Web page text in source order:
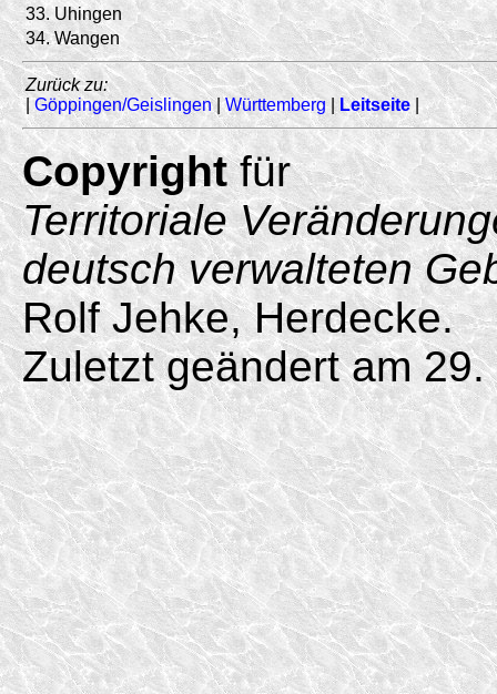
33. Uhingen
34. Wangen
Zurück zu:
Göppingen/Geislingen|Württemberg| Leitseite
Copyrightfür
Territoriale
deutsch verwalteten
Rolf Jehke, Herdecke.
Zuletzt geändert am